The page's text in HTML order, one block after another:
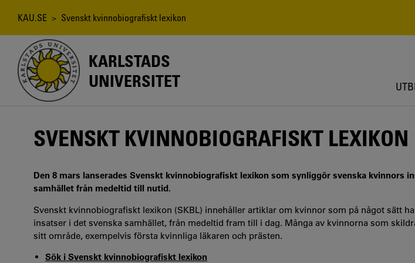
Länkstig
KAU.SE > Svenskt kvinnobiografiskt lexikon
KARLSTADS
UNIVERSITET
SVENSKT KVINNOBIOGRAFISKT LEXIKON
Den 8 mars lanserades Svenskt kvinnobiografiskt lexikon som synliggör svenska kvinnors
samhället från medeltid till nutid.
Svenskt kvinnobiografiskt lexikon (SKBL) innehåller artiklar om kvinnor som på något sätt
insatser i det svenska samhället, från medeltid fram till i dag. Många av kvinnorna som
sitt område, exempelvis första kvinnliga läkaren och prästen.
Sök i Svenskt kvinnobiografiskt lexikon